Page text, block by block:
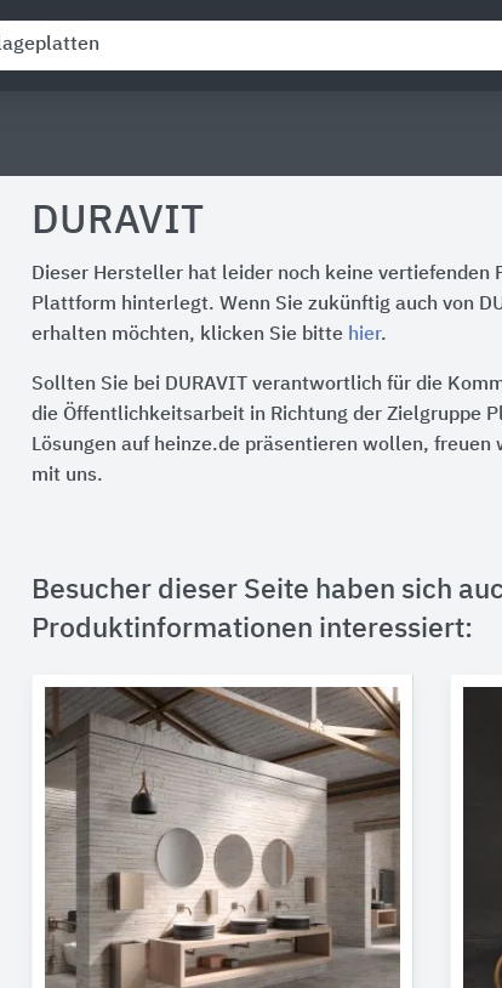
DURAVIT
Dieser Hersteller hat leider noch keine vertiefenden
Plattform hinterlegt. Wenn Sie zukünftig auch von
erhalten möchten, klicken Sie bitte hier.
Sollten Sie bei DURAVIT verantwortlich für die
die Öffentlichkeitsarbeit in Richtung der Zielgruppe
Lösungen auf heinze.de präsentieren wollen, freuen
mit uns.
Besucher dieser Seite haben sich
Produktinformationen interessiert: